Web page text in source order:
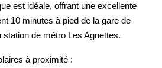
est idéale, offrant une excellente
10 minutes à pied de la gare de
de métro Les Agnettes.
à proximité :